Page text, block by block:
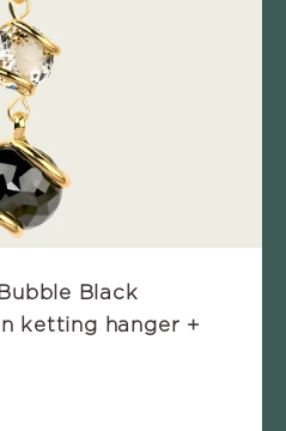
Black
ketting hanger +